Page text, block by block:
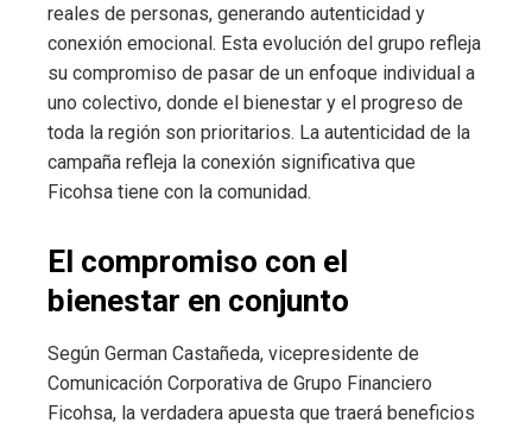
reales de personas, generando autenticidad y
conexión emocional. Esta evolución del grupo refleja
su compromiso de pasar de un enfoque individual a
uno colectivo, donde el bienestar y el progreso de
toda la región son prioritarios. La autenticidad de la
campaña refleja la conexión significativa que
Ficohsa tiene con la comunidad.
El compromiso con el
bienestar en conjunto
Según German Castañeda, vicepresidente de
Comunicación Corporativa de Grupo Financiero
Ficohsa, la verdadera apuesta que traerá beneficios